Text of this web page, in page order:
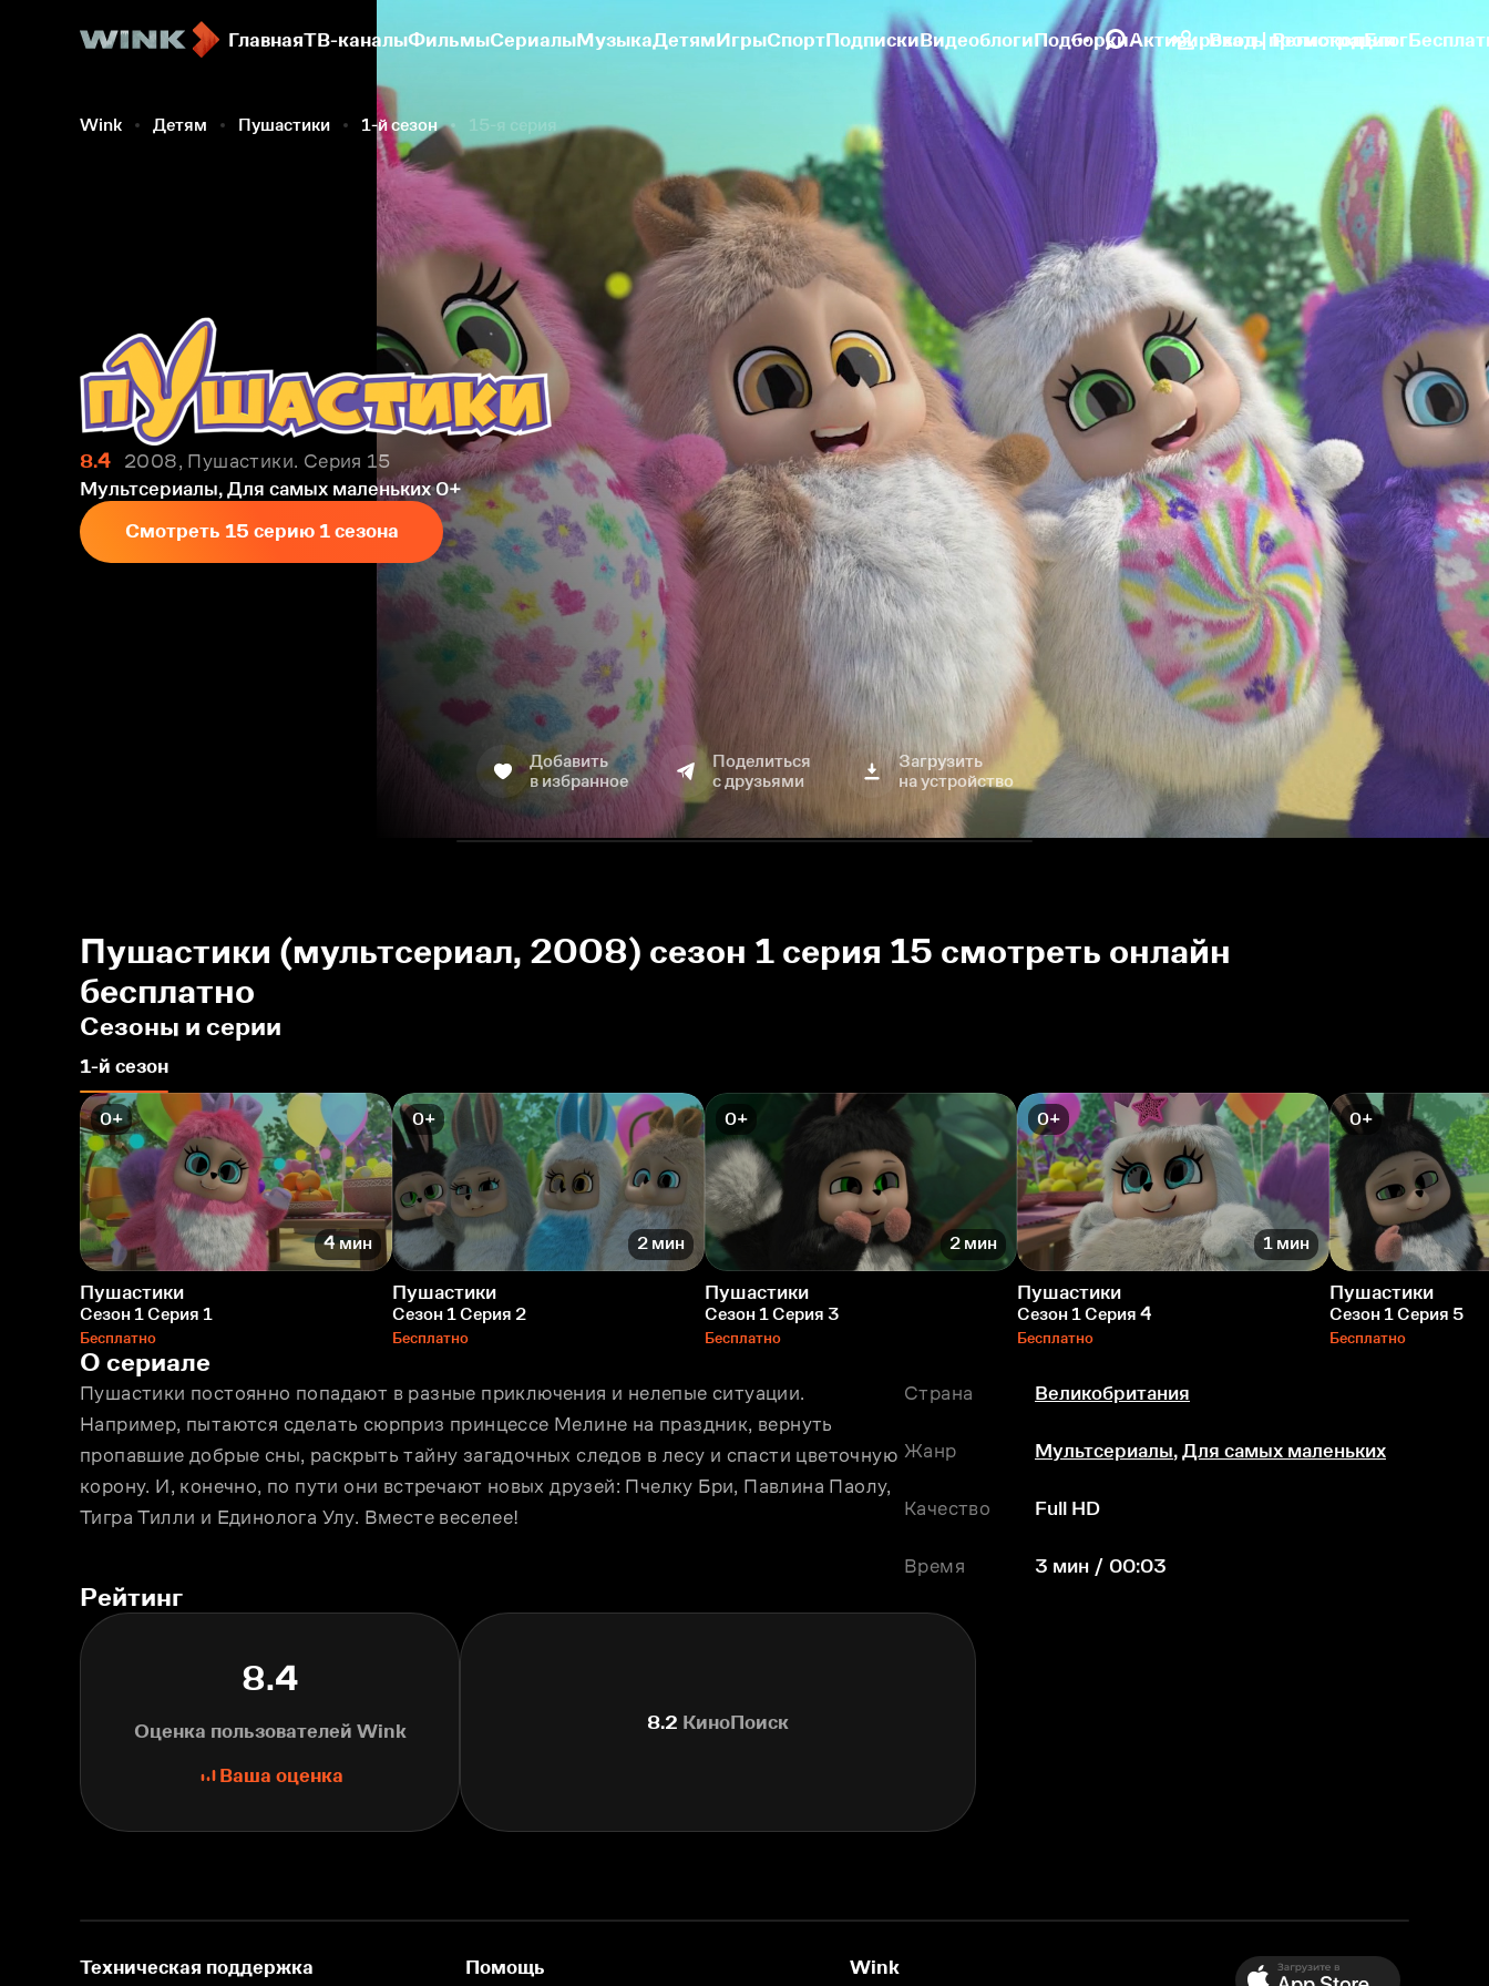
ГлавнаяТВ-каналыФильмыСериалыМузыкаДетямИгрыСпортПодпискиВидеоблогиПодборкиАктивировать промокодБлог
Вход | Регистрация
Wink Детям Пушастики 1-й сезон 15-я серия
8.4
2008, Пушастики. Серия 15
Мультсериалы, Для самых маленьких 0+
Смотреть 15 серию 1 сезона
Добавить
в избранное
Поделиться
с друзьями
Загрузить
на устройство
Пушастики (мультсериал, 2008) сезон 1 серия 15 смотреть онлайн
бесплатно
Сезоны и серии
1-й сезон
0+
4 мин
Пушастики
Сезон 1 Серия 1
Бесплатно
0+
2 мин
Пушастики
Сезон 1 Серия 2
Бесплатно
0+
2 мин
Пушастики
Сезон 1 Серия 3
Бесплатно
0+
1 мин
Пушастики
Сезон 1 Серия 4
Бесплатно
0+
Пушастики
Сезон 1 Серия 5
Бесплатно
О сериале
Пушастики постоянно попадают в разные приключения и нелепые ситуации.
Например, пытаются сделать сюрприз принцессе Мелине на праздник, вернуть
пропавшие добрые сны, раскрыть тайну загадочных следов в лесу и спасти цветочную
корону. И, конечно, по пути они встречают новых друзей: Пчелку Бри, Павлина Паолу,
Тигра Тилли и Единолога Улу. Вместе веселее!
Страна Великобритания
Жанр Мультсериалы, Для самых маленьких
Качество Full HD
Время 3 мин / 00:03
Рейтинг
8.4
Оценка пользователей Wink
Ваша оценка
8.2 КиноПоиск
Техническая поддержка Помощь Wink